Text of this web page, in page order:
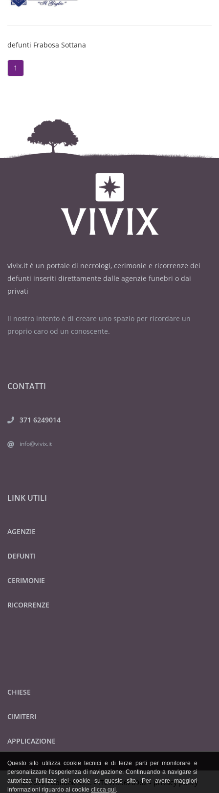
tutti.
defunti Frabosa Sottana
1
vivix.it è un portale di necrologi, cerimonie e ricorrenze dei
defunti inseriti direttamente dalle agenzie funebri o dai
privati
Il nostro intento è di creare uno spazio per ricordare un
proprio caro od un conoscente.
CONTATTI
371 6249014
info@vivix.it
LINK UTILI
AGENZIE
DEFUNTI
CERIMONIE
RICORRENZE
CHIESE
CIMITERI
APPLICAZIONE
© 2026 Publidok S.r.l. - IT09705620962 - privacy policy
Questo sito utilizza cookie tecnici e di terze parti per monitorare e
personalizzare l'esperienza di navigazione. Continuando a navigare si
autorizza l'utilizzo dei cookie su questo sito. Per avere maggiori
informazioni riguardo ai cookie clicca qui.